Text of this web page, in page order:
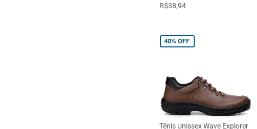
R$38,94
40% OFF
Tênis Unissex Wave Explorer